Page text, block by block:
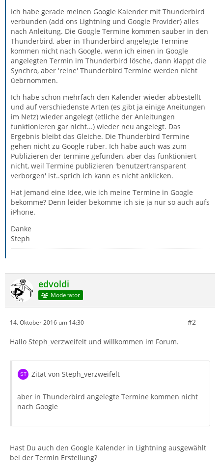
Ich habe gerade meinen Google Kalender mit Thunderbird
verbunden (add ons Lightning und Google Provider) alles
nach Anleitung. Die Google Termine kommen sauber in den
Thunderbird, aber in Thunderbird angelegte Termine
kommen nicht nach Google. wenn ich einen in Google
angelegten Termin im Thunderbird lösche, dann klappt die
Synchro, aber 'reine' Thunderbird Termine werden nicht
üebrnommen.
Ich habe schon mehrfach den Kalender wieder abbestellt
und auf verschiedenste Arten (es gibt ja einige Aneitungen
im Netz) wieder angelegt (etliche der Anleitungen
funktionieren gar nicht...) wieder neu angelegt. Das
Ergebnis bleibt das Gleiche. Die Thunderbird Termine
gehen nicht zu Google rüber. Ich habe auch was zum
Publizieren der termine gefunden, aber das funktioniert
nicht, weil Termine publizieren 'benutzertransparent
verborgen' ist..sprich ich kann es nicht anklicken.
Hat jemand eine Idee, wie ich meine Termine in Google
bekomme? Denn leider bekomme ich sie ja nur so auch aufs
iPhone.
Danke
Steph
edvoldi
Moderator
14. Oktober 2016 um 14:30 #2
Hallo Steph_verzweifelt und willkommen im Forum.
Zitat von Steph_verzweifelt
aber in Thunderbird angelegte Termine kommen nicht
nach Google
Hast Du auch den Google Kalender in Lightning ausgewählt
bei der Termin Erstellung?